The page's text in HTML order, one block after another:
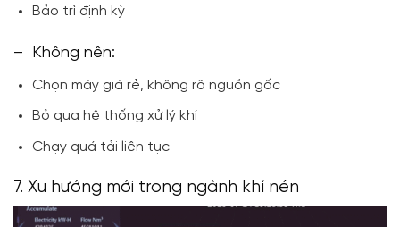
Bảo trì định kỳ
– Không nên:
Chọn máy giá rẻ, không rõ nguồn gốc
Bỏ qua hệ thống xử lý khí
Chạy quá tải liên tục
7. Xu hướng mới trong ngành khí nén